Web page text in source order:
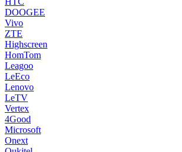
DOOGEE
Vivo
ZTE
Highscreen
HomTom
Leagoo
LeEco
Lenovo
LeTV
Vertex
4Good
Microsoft
Onext